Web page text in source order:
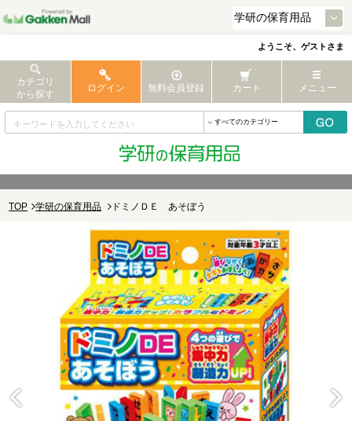
ようこそ、ゲストさま
カテゴリ
から探す
ログイン 無料会員登録 カート メニュー
TOP 学研の保育用品 ドミノＤＥ あそぼう